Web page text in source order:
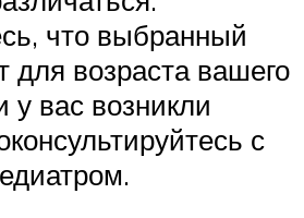
что выбранный
для возраста вашего
у вас возникли
с